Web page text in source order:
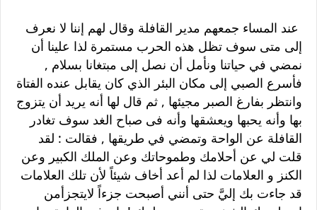
عند المساء جمعهم مدير القافلة وقال لهم إننا لا نعرف
إلى متى سوف تظل هذه الحرب مستمرة لذا علينا أن
نمضي في حياتنا ونأمل أن نصل إلى مبتغانا بسلام ,
فأسرع الصبي إلى مكان البئر الذي كان يقابل عنده الفتاة
وانتظر بفارغ الصبر مجيئها , ثم قال لها أنه يريد أن يتزوج
بها وأنه يحبها ويعشقها وأنه فى صباح الغد سوف تغادر
القافلة عن الواحة وتمضي في طريقها , فقالت : لقد
قلت لي عن أحلامك وطموحاتك وعن الملك الكبير وعن
الكنز و العلامات لذا لم أعد أخاف شيئاً لأن تلك العلامات
قد جاءت بك إليَّ حتى أنني أصبحت جزءاً لايتجزأمن